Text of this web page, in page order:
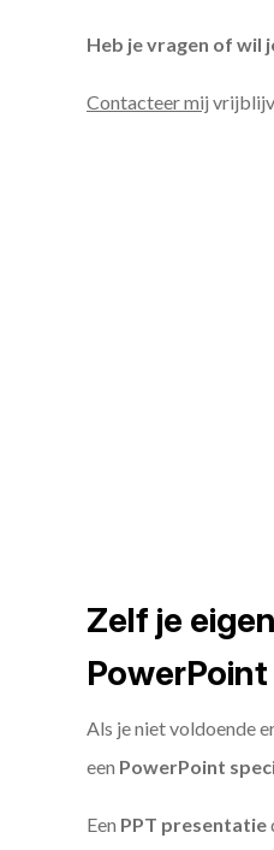
Heb je vragen of wil
Contacteer mij
Zelf je
Als je niet voldoende
een PowerPoint
Een PPT presentatie